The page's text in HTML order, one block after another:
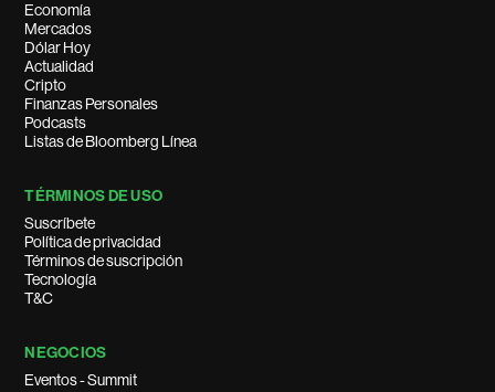
Economía
Mercados
Dólar Hoy
Actualidad
Cripto
Finanzas Personales
Podcasts
Listas de Bloomberg Línea
TÉRMINOS DE USO
Suscríbete
Política de privacidad
Términos de suscripción
Tecnología
T&C
NEGOCIOS
Eventos - Summit